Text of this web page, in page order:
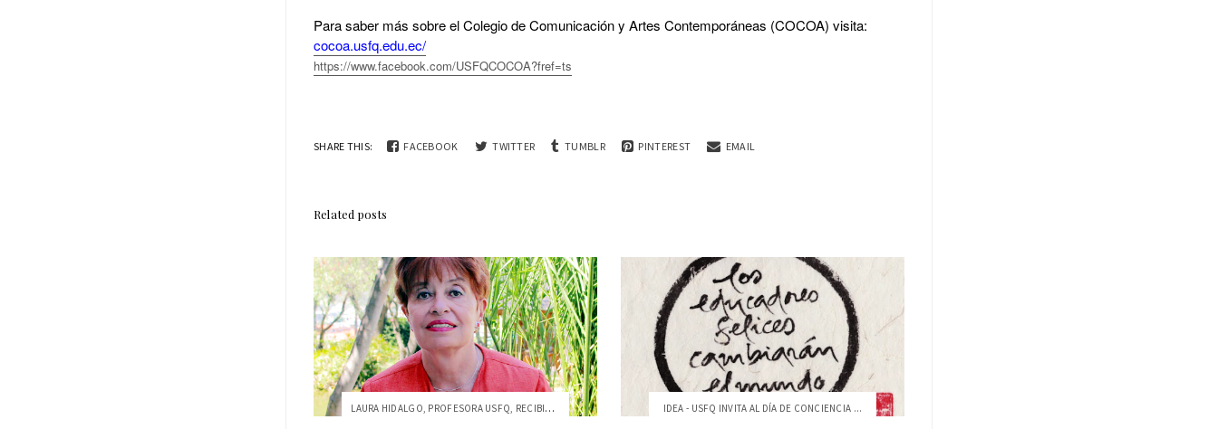
Para saber más sobre el Colegio de Comunicación y Artes Contemporáneas (COCOA) visita:
cocoa.usfq.edu.ec/
https://www.facebook.com/USFQCOCOA?fref=ts
SHARE THIS: FACEBOOK TWITTER TUMBLR PINTEREST EMAIL
Related posts
LAURA HIDALGO, PROFESORA USFQ, RECIBIÓ I... IDEA - USFQ INVITA AL DÍA DE CONCIENCIA ...